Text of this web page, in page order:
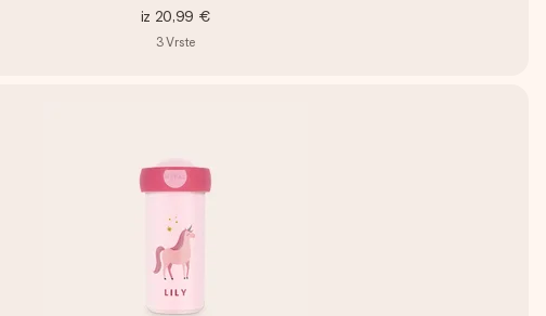
iz 20,99 €
3Vrste